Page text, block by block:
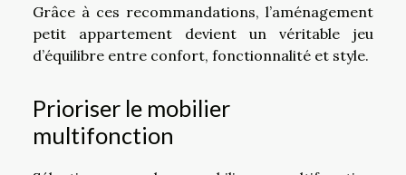
Grâce à ces recommandations, l’aménagement
petit appartement devient un véritable jeu
d’équilibre entre confort, fonctionnalité et style.
Prioriser le mobilier
multifonction